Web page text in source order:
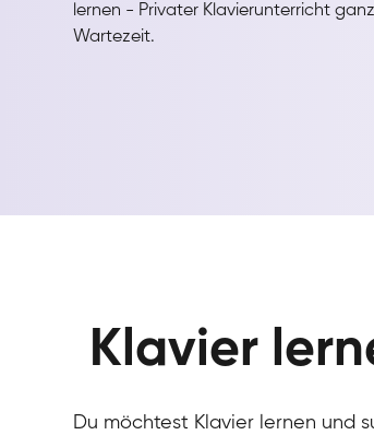
lernen - Privater Klavierunterricht
Wartezeit.
Klavier
Du möchtest Klavier lernen und